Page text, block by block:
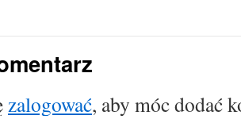
zalogować, aby móc dodać